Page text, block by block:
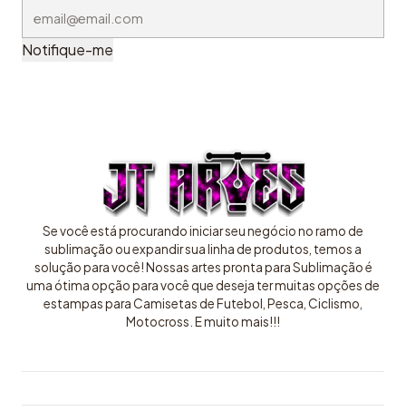
Notifique-me
Se você está procurando iniciar seu negócio no ramo de
sublimação ou expandir sua linha de produtos, temos a
solução para você! Nossas artes pronta para Sublimação é
uma ótima opção para você que deseja ter muitas opções de
estampas para Camisetas de Futebol, Pesca, Ciclismo,
Motocross. E muito mais!!!